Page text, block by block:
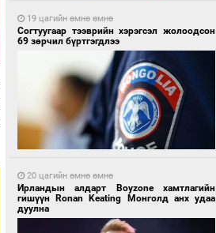
19 цагийн өмнө өмнө
Согтуугаар тээврийн хэрэгсэл жолоодсон
69 зөрчил бүртгэгдлээ
20 цагийн өмнө өмнө
Ирландын алдарт Boyzone хамтлагийн
гишүүн Ronan Keating Монголд анх удаа
дуулна